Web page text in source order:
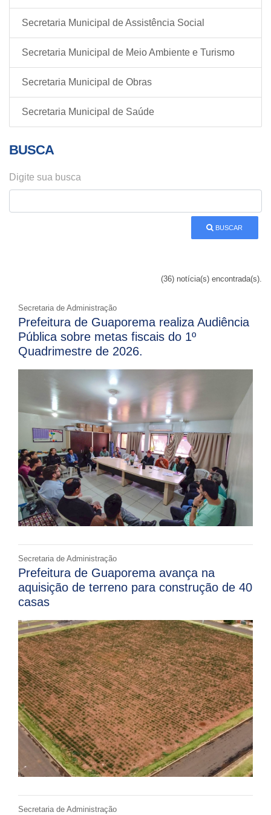
Secretaria Municipal de Assistência Social
Secretaria Municipal de Meio Ambiente e Turismo
Secretaria Municipal de Obras
Secretaria Municipal de Saúde
BUSCA
Digite sua busca
BUSCAR
(36) notícia(s) encontrada(s).
Secretaria de Administração
Prefeitura de Guaporema realiza Audiência
Pública sobre metas fiscais do 1º
Quadrimestre de 2026.
Secretaria de Administração
Prefeitura de Guaporema avança na
aquisição de terreno para construção de 40
casas
Secretaria de Administração